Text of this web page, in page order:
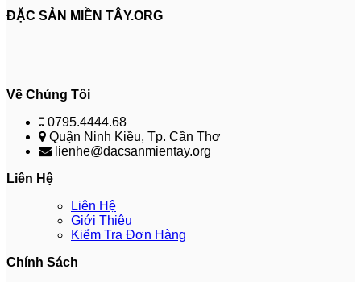
ĐẶC SẢN MIỀN TÂY.ORG
Về Chúng Tôi
0795.4444.68
Quận Ninh Kiều, Tp. Cần Thơ
lienhe@dacsanmientay.org
Liên Hệ
Liên Hệ
Giới Thiệu
Kiểm Tra Đơn Hàng
Chính Sách